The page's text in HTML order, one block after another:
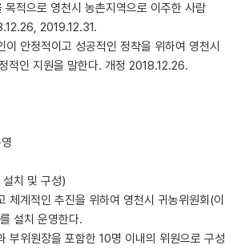
목적으로 영천시 농촌지역으로 이주한 사람
2019.12.31.
이 안정적이고 성공적인 정착을 위하여 영천시
적인 지원을 말한다. 개정 2018.12.26.
치 및 구성)
체계적인 추진을 위하여 영천시 귀농위원회(이
설치 운영한다.
부위원장을 포함한 10명 이내의 위원으로 구성